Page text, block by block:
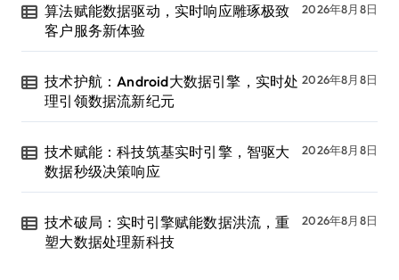
算法赋能数据驱动，实时响应雕琢极致
客户服务新体验
2026年8月8日
技术护航：Android大数据引擎，实时处
理引领数据流新纪元
2026年8月8日
技术赋能：科技筑基实时引擎，智驱大
数据秒级决策响应
2026年8月8日
技术破局：实时引擎赋能数据洪流，重
塑大数据处理新科技
2026年8月8日